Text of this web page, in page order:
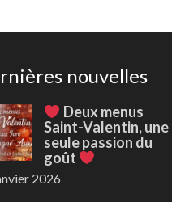
nouvelles
Deux menus
Saint-Valentin, une
seule passion du
goût
2026